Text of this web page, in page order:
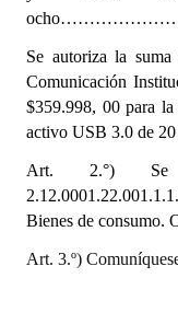
Noticias Destacadas
Registros y
Datos Históricos
Audiencias
Mujeres que
Se autoriza la
Comunicación
$359.998, 00 para
activo USB 3.0 de 20
Art. 2.°) Se
Bienes de consumo.
Art. 3.º)